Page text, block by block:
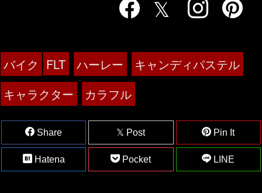
バイク FLT ハーレー
キャンディパステル
キャラクター
カラフル
Share Post Pin It
Hatena Pocket LINE